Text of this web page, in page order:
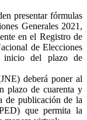
presentar fórmulas
Generales 2021,
en el Registro de
de Elecciones
inicio del plazo de
deberá poner al
plazo de cuarenta y
de publicación de la
que permita la